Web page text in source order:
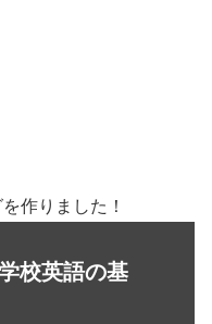
作りました！
校英語の基